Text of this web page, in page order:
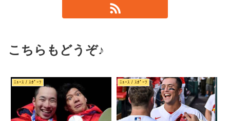
こちらもどうぞ♪
ﾆｭｰｽ / ｽﾎﾟｰﾂ ﾆｭｰｽ / ｽﾎﾟｰﾂ